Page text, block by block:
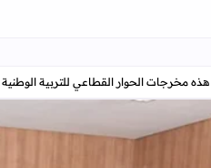
هذه مخرجات الحوار القطاعي للتربية الوطنية ليوم